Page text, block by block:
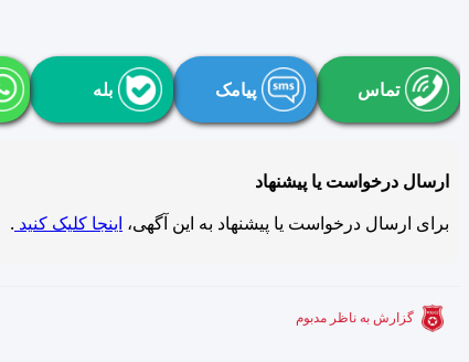
تماس پیامک بله
ارسال درخواست یا پیشنهاد
برای ارسال درخواست یا پیشنهاد به این آگهی، اینجا کلیک کنید .
گزارش به ناظر مدبوم